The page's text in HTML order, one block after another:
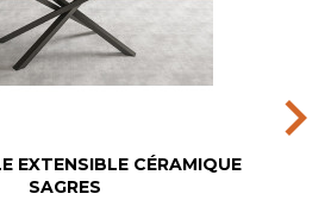
EXTENSIBLE CÉRAMIQUE
SAGRES
chevron_right